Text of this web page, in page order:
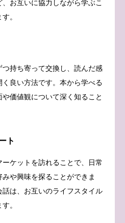
お互いに協力しながら学ぶこ
。
持ち寄って交換し、読んだ感
良い方法です。本から学べる
価値観について深く知ること
ト
ケットを訪れることで、日常
や興味を探ることができま
は、お互いのライフスタイル
。